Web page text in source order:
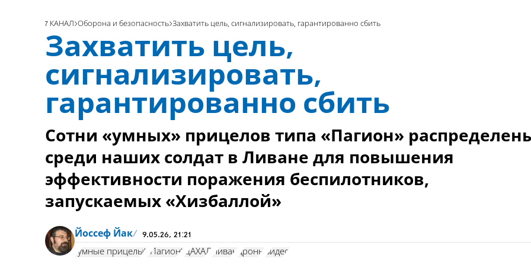
7 КАНАЛ Оборона и безопасность Захватить цель, сигнализировать, гарантированно сбить
Захватить цель,
сигнализировать,
гарантированно сбить
Сотни «умных» прицелов типа «Пагион»
среди наших солдат в Ливане для повышения
эффективности поражения беспилотников,
запускаемых «Хизбаллой»
Йоссеф Йак 9.05.26, 21:21
"умные прицелы" "Пагион" ЦАХАЛ Ливан дроны видео